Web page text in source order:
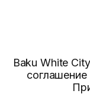
Baku White